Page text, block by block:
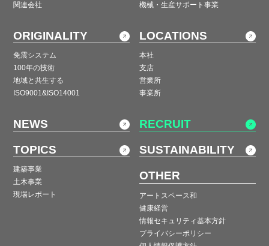
関連会社
機械・生産サポート事業
ORIGINALITY
免震システム
100年の技術
地域と共生する
ISO9001&ISO14001
LOCATIONS
本社
支店
営業所
事業所
NEWS
TOPICS
建築事業
土木事業
現場レポート
RECRUIT
SUSTAINABILITY
OTHER
アートスペース和
健康経営
情報セキュリティ基本方針
プライバシーポリシー